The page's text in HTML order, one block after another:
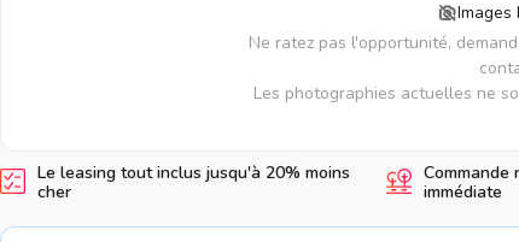
Images
Ne ratez pas l'opportunité,
Les photographies actuelles ne
Le leasing tout inclus jusqu'à 20% moins
cher
Commande
immédiate